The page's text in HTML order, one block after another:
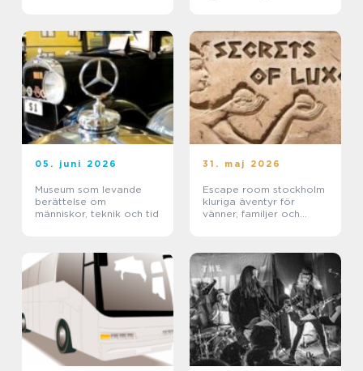
05. juni 2026
Museum som levande
berättelse om
människor, teknik och tid
31. maj 2026
Escape room stockholm
kluriga äventyr för
vänner, familjer och